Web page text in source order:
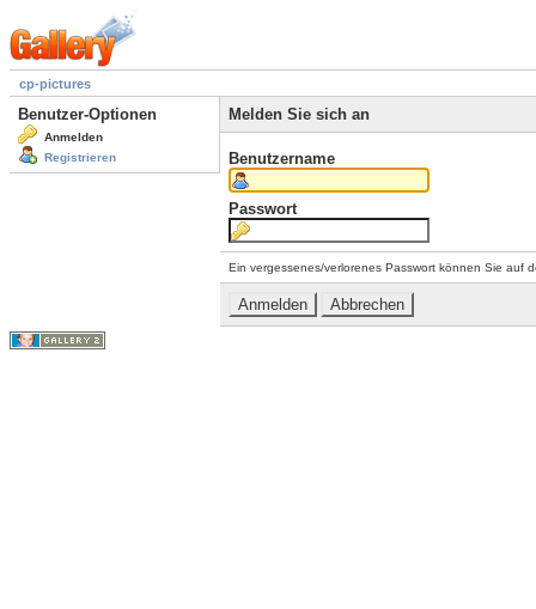
cp-pictures
Benutzer-Optionen
Anmelden
Registrieren
Melden Sie sich an
Benutzername
Passwort
Ein vergessenes/verlorenes Passwort können Sie auf